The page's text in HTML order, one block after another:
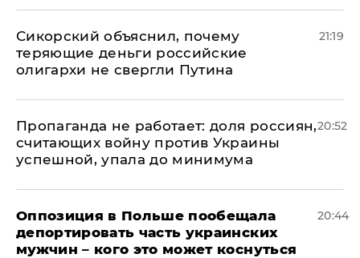
Сикорский объяснил, почему
теряющие деньги российские
олигархи не свергли Путина
21:19
​Пропаганда не работает: доля россиян,
считающих войну против Украины
успешной, упала до минимума
20:52
Оппозиция в Польше пообещала
депортировать часть украинских
мужчин – кого это может коснуться
20:44